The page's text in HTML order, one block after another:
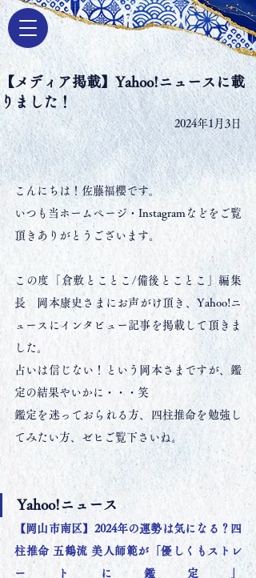
【メディア掲載】Yahoo!ニュースに載
りました！
2024年1月3日
こんにちは！佐藤福櫻です。
いつも当ホームページ・Instagramなどをご覧
頂きありがとうございます。
この度「倉敷とことこ/備後とことこ」編集
長　岡本康史さまにお声がけ頂き、Yahoo!ニ
ュースにインタビュー記事を掲載して頂きま
した。
占いは信じない！という岡本さまですが、鑑
定の結果やいかに・・・笑
鑑定を迷っておられる方、四柱推命を勉強し
てみたい方、ゼヒご覧下さいね。
Yahoo!ニュース
【岡山市南区】2024年の運勢は気になる？四
柱推命 五鶴流 美人師範が「優しくもストレ
ートに鑑定」